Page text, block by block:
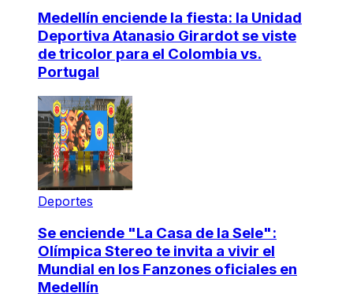
Medellín enciende la fiesta: la Unidad
Deportiva Atanasio Girardot se viste
de tricolor para el Colombia vs.
Portugal
Deportes
Se enciende "La Casa de la Sele":
Olímpica Stereo te invita a vivir el
Mundial en los Fanzones oficiales en
Medellín